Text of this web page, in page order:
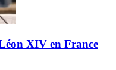
XIV en France